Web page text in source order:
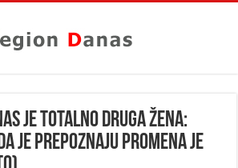
JE TOTALNO DRUGA ŽENA:
je prepoznaju PROMENA JE